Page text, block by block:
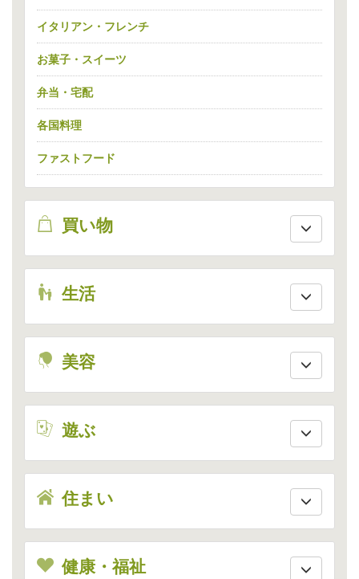
イタリアン・フレンチ
お菓子・スイーツ
弁当・宅配
各国料理
ファストフード
shopping
買い物
live
生活
beauty
美容
enjoy
遊ぶ
house
住まい
health
健康・福祉